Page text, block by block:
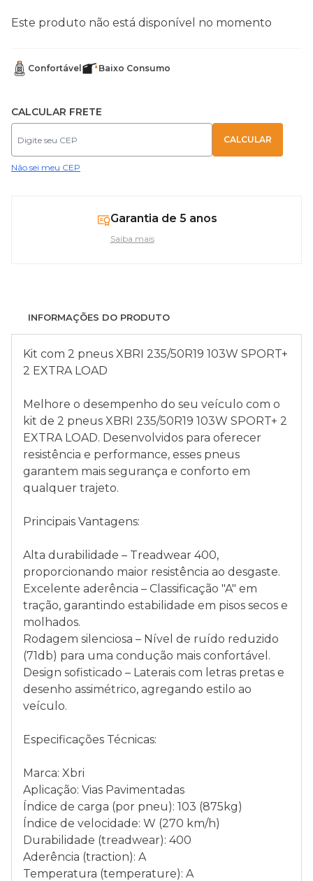
Este produto não está disponível no momento
Confortável Baixo Consumo
CALCULAR FRETE
Não sei meu CEP
Garantia de 5 anos
Saiba mais
INFORMAÇÕES DO PRODUTO
Kit com 2 pneus XBRI 235/50R19 103W SPORT+
2 EXTRA LOAD
Melhore o desempenho do seu veículo com o
kit de 2 pneus XBRI 235/50R19 103W SPORT+ 2
EXTRA LOAD. Desenvolvidos para oferecer
resistência e performance, esses pneus
garantem mais segurança e conforto em
qualquer trajeto.
Principais Vantagens:
Alta durabilidade – Treadwear 400,
proporcionando maior resistência ao desgaste.
Excelente aderência – Classificação "A" em
tração, garantindo estabilidade em pisos secos e
molhados.
Rodagem silenciosa – Nível de ruído reduzido
(71db) para uma condução mais confortável.
Design sofisticado – Laterais com letras pretas e
desenho assimétrico, agregando estilo ao
veículo.
Especificações Técnicas:
Marca: Xbri
Aplicação: Vias Pavimentadas
Índice de carga (por pneu): 103 (875kg)
Índice de velocidade: W (270 km/h)
Durabilidade (treadwear): 400
Aderência (traction): A
Temperatura (temperature): A